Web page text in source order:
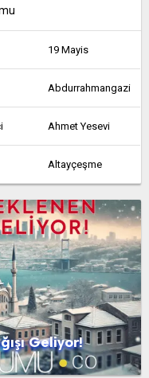
19 Mayis
Abdurrahmangazi
Ahmet Yesevi
Altayçeşme
Altintepsi
Atakent
Atatürk
Ayazağa
Bağlarbaşi
Geliyor!